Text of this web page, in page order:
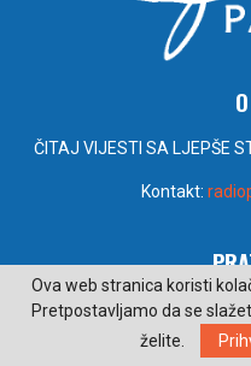
ČITAJ VIJESTI SA LJEPŠE
Kontakt:
Ova web stranica koristi
Pretpostavljamo da se
želite.